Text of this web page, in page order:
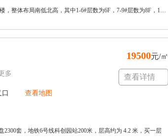
整体布局南低北高，其中1-6#层数为6F，7-9#层数为8F，10-
多
查看地图
19500元/㎡
查看详情
套，地铁6号线科创园站200米，层高约为 4.2 米，买一层